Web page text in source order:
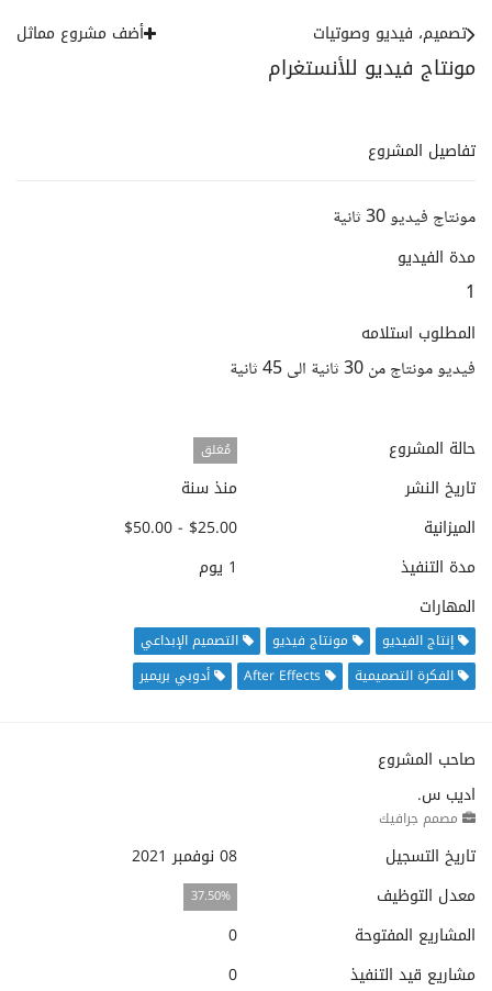
مونتاج فيديو للأنستغرام
تصميم، فيديو وصوتيات أضف مشروع مماثل
تفاصيل المشروع
مونتاج فيديو 30 ثانية
مدة الفيديو
1
المطلوب استلامه
فيديو مونتاج من 30 ثانية الى 45 ثانية
حالة المشروع مُغلق
تاريخ النشر
منذ سنة
الميزانية
$25.00 - $50.00
مدة التنفيذ
1 يوم
المهارات
إنتاج الفيديو مونتاج فيديو
التصميم الإبداعي
الفكرة التصميمية
After Effects أدوبي بريمير
صاحب المشروع
اديب س.
مصمم جرافيك
تاريخ التسجيل
08 نوفمبر 2021
معدل التوظيف
37.50%
المشاريع المفتوحة
0
مشاريع قيد التنفيذ
0